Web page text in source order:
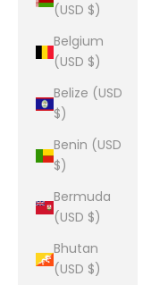
(USD $)
Belgium
(USD $)
Belize (USD
$)
Benin (USD
$)
Bermuda
(USD $)
Bhutan
(USD $)